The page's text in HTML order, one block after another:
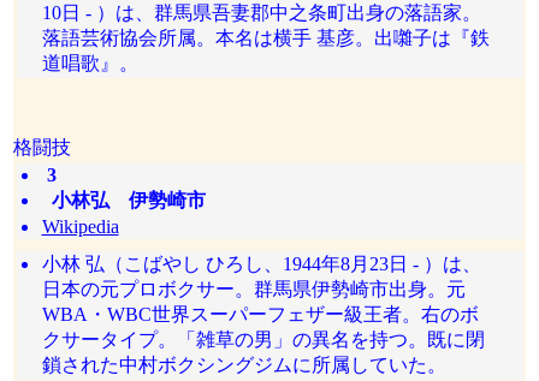
10日 - ）は、群馬県吾妻郡中之条町出身の落語家。
落語芸術協会所属。本名は横手 基彦。出囃子は『鉄
道唱歌』。
格闘技
3
小林弘 伊勢崎市
Wikipedia
小林 弘（こばやし ひろし、1944年8月23日 - ）は、
日本の元プロボクサー。群馬県伊勢崎市出身。元
WBA・WBC世界スーパーフェザー級王者。右のボ
クサータイプ。「雑草の男」の異名を持つ。既に閉
鎖された中村ボクシングジムに所属していた。